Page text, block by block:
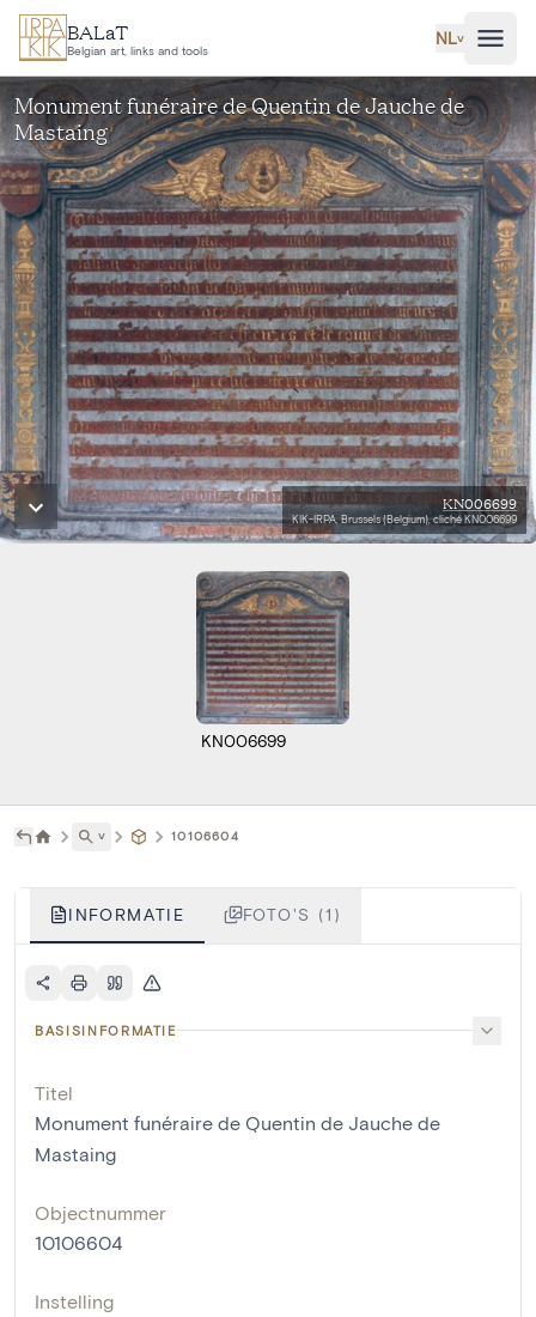
Ga naar hoofdinhoud
BALaT
Belgian art, links and tools
NL˅
Monument funéraire de Quentin de Jauche de
Mastaing
KN006699
KIK-IRPA, Brussels (Belgium), cliché KN006699
KN006699
˅ 10106604
INFORMATIE FOTO'S (1)
BASISINFORMATIE
Titel
Monument funéraire de Quentin de Jauche de
Mastaing
Objectnummer
10106604
Instelling